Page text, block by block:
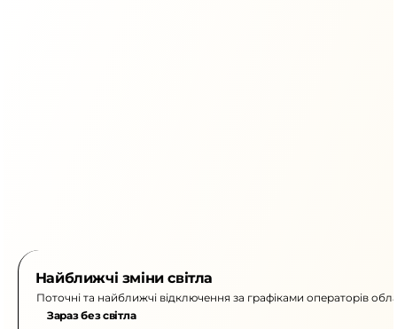
Найближчі зміни світла
Поточні та найближчі відключення за графіками операторів
Зараз без світла